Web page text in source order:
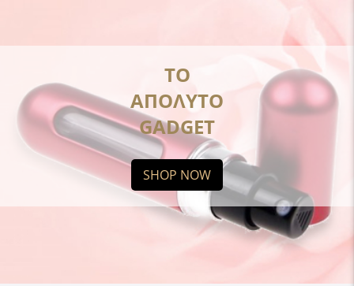
ΤΟ
ΑΠΟΛΥΤΟ
GADGET
SHOP NOW